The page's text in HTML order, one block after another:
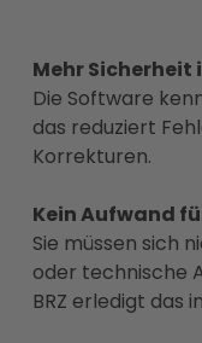
Mehr Sicherheit
Die Software
das reduziert
Korrekturen.
Kein Aufwand
Sie müssen sich
oder technische
BRZ erledigt das